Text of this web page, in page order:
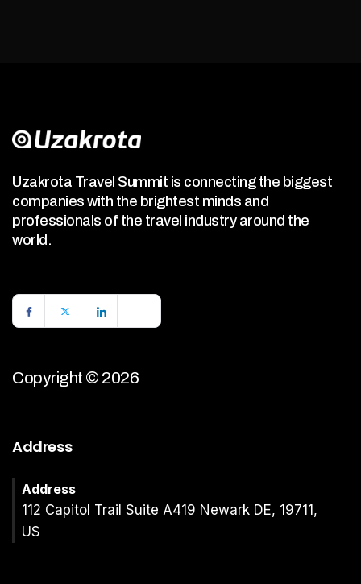
Uzakrota Travel Summit is connecting the biggest
companies with the brightest minds and
professionals of the travel industry around the
world.
Copyright © 2026
Address
Address
112 Capitol Trail Suite A419 Newark DE, 19711,
US